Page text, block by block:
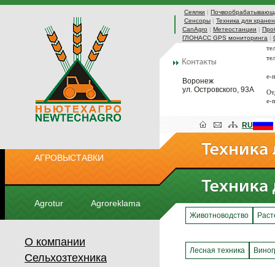
Сеялки |
Сенсоры | Техника для
CanAgro | Метеостанции |
ГЛОНАСС GPS мониторинга |
Воронеж
ул. Островского, 93А
e-
e-
АГРОВЫСТАВКИ
Agrotur Agroreklama
RU
О компании
Сельхозтехника
Животноводство
Лесная техника